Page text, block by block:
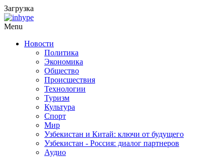
Загрузка
Menu
Новости
Политика
Экономика
Общество
Происшествия
Технологии
Туризм
Культура
Спорт
Мир
Узбекистан и Китай: ключи от будущего
Узбекистан - Россия: диалог партнеров
Аудио